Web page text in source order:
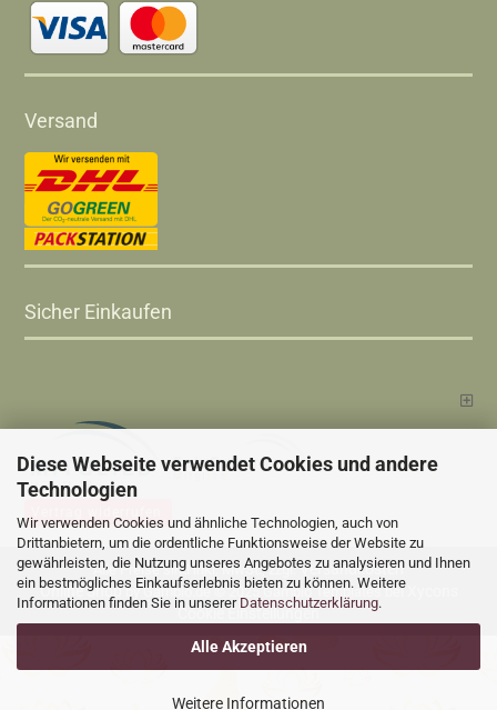
Diese Webseite verwendet Cookies und andere
Technologien
Wir verwenden Cookies und ähnliche Technologien, auch von
Drittanbietern, um die ordentliche Funktionsweise der Website zu
gewährleisten, die Nutzung unseres Angebotes zu analysieren und Ihnen
ein bestmögliches Einkaufserlebnis bieten zu können. Weitere
Informationen finden Sie in unserer Datenschutzerklärung.
Alle Akzeptieren
Weitere Informationen
Versand
Sicher Einkaufen
Alle Preise sind inkl. MwSt., zzgl.Versandkosten
Online Shopby Gambio.de © 2025 Gambio Templates bei
Cookie Einstellungen